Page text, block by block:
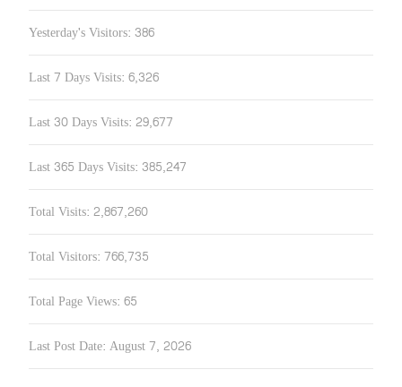
Yesterday's Visitors: 386
Last 7 Days Visits: 6,326
Last 30 Days Visits: 29,677
Last 365 Days Visits: 385,247
Total Visits: 2,867,260
Total Visitors: 766,735
Total Page Views: 65
Last Post Date: August 7, 2026